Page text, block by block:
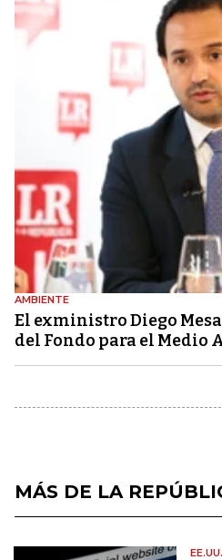
AMBIENTE
El exministro Diego
del Fondo para el Medio
MÁS DE LA
EE.UU.